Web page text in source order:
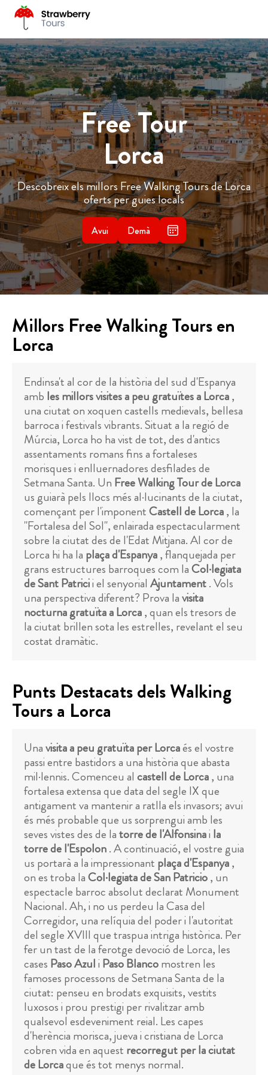
Free Tour
Lorca
Descobreix els millors Free Walking Tours de Lorca
oferts per guies locals
Avui Demà
Millors Free Walking Tours en
Lorca
Endinsa't al cor de la història del sud d'Espanya
amb les millors visites a peu gratuïtes a Lorca,
una ciutat on xoquen castells medievals, bellesa
barroca i festivals vibrants. Situat a la regió de
Múrcia, Lorca ho ha vist de tot, des d'antics
assentaments romans fins a fortaleses
morisques i enlluernadores desfilades de
Setmana Santa. Un Free Walking Tour de Lorca
us guiarà pels llocs més al·lucinants de la ciutat,
començant per l'imponentCastell de Lorca, la
"Fortalesa del Sol", enlairada espectacularment
sobre la ciutat des de l'Edat Mitjana. Al cor de
Lorca hi ha la plaça d'Espanya, flanquejada per
grans estructures barroques com laCol·legiata
de Sant Patricii el senyorial Ajuntament. Vols
una perspectiva diferent? Prova lavisita
nocturna gratuïta a Lorca, quan els tresors de
la ciutat brillen sota les estrelles, revelant el seu
costat dramàtic.
Punts Destacats dels Walking
Tours a Lorca
Unavisita a peu gratuïta per Lorcaés el vostre
passi entre bastidors a una història que abasta
mil·lennis. Comenceu al castell de Lorca, una
fortalesa extensa que data del segle IX que
antigament va mantenir a ratlla els invasors; avui
és més probable que us sorprengui amb les
seves vistes des de latorre de l'Alfonsinai la
torre de l'Espolon. A continuació, el vostre guia
us portarà a la impressionant plaça d'Espanya,
on es troba laCol·legiata de San Patricio, un
espectacle barroc absolut declarat Monument
Nacional. Ah, i no us perdeu la Casa del
Corregidor, una relíquia del poder i l'autoritat
del segle XVIII que traspua intriga històrica. Per
fer un tast de la ferotge devoció de Lorca, les
cases Paso Azuli Paso Blancomostren les
famoses processons de Setmana Santa de la
ciutat: penseu en brodats exquisits, vestits
luxosos i prou prestigi per rivalitzar amb
qualsevol esdeveniment reial. Les capes
d'herència morisca, jueva i cristiana de Lorca
cobren vida en aquest recorregut per la ciutat
de Lorcaque és tot menys normal.